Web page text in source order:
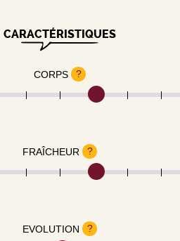
CARACTÉRISTIQUES
CORPS ?
FRAÎCHEUR ?
EVOLUTION ?